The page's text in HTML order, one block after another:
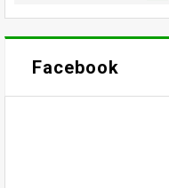
Facebook